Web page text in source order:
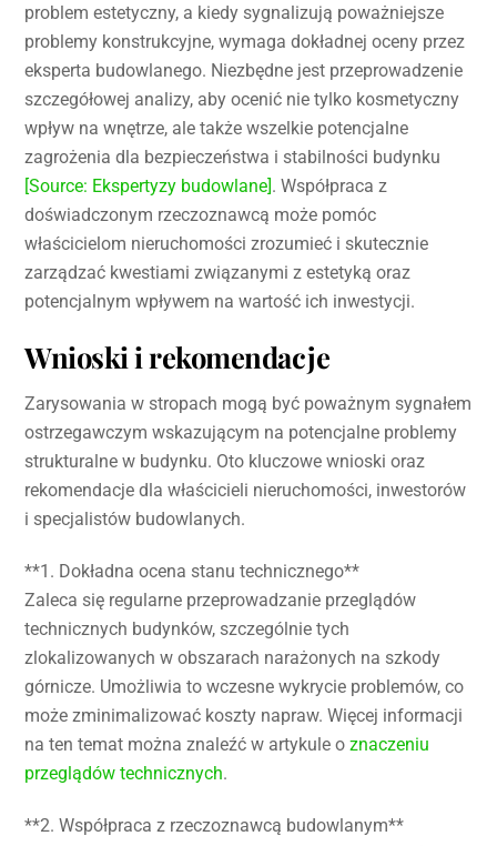
problem estetyczny, a kiedy sygnalizują poważniejsze
problemy konstrukcyjne, wymaga dokładnej oceny przez
eksperta budowlanego. Niezbędne jest przeprowadzenie
szczegółowej analizy, aby ocenić nie tylko kosmetyczny
wpływ na wnętrze, ale także wszelkie potencjalne
zagrożenia dla bezpieczeństwa i stabilności budynku
[Source: Ekspertyzy budowlane]. Współpraca z
doświadczonym rzeczoznawcą może pomóc
właścicielom nieruchomości zrozumieć i skutecznie
zarządzać kwestiami związanymi z estetyką oraz
potencjalnym wpływem na wartość ich inwestycji.
Wnioski i rekomendacje
Zarysowania w stropach mogą być poważnym sygnałem
ostrzegawczym wskazującym na potencjalne problemy
strukturalne w budynku. Oto kluczowe wnioski oraz
rekomendacje dla właścicieli nieruchomości, inwestorów
i specjalistów budowlanych.
**1. Dokładna ocena stanu technicznego**
Zaleca się regularne przeprowadzanie przeglądów
technicznych budynków, szczególnie tych
zlokalizowanych w obszarach narażonych na szkody
górnicze. Umożliwia to wczesne wykrycie problemów, co
może zminimalizować koszty napraw. Więcej informacji
na ten temat można znaleźć w artykule oznaczeniu
przeglądów technicznych.
**2. Współpraca z rzeczoznawcą budowlanym**